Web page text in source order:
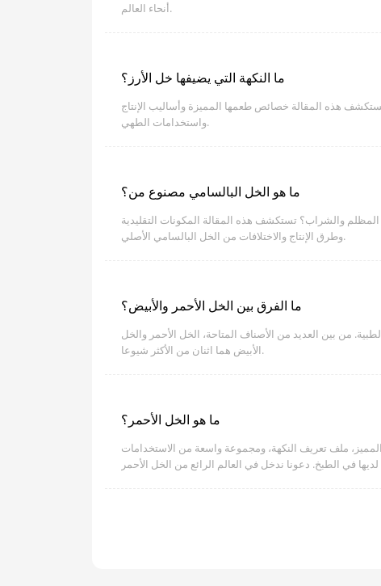
أنحاء العالم.
ما النكهة التي يضيفها خل الأرز؟
هذه المقالة خصائص طعمها المميزة وأساليب الإنتاج
واستخدامات الطهي.
ما هو الخل البالسامي مصنوع من؟
والشراب؟ تستكشف هذه المقالة المكونات التقليدية
وطرق الإنتاج والاختلافات من الخل البالسامي الأصلي.
ما الفرق بين الخل الأحمر والأبيض؟
من بين العديد من الأصناف المتاحة، الخل الأحمر والخل
الأبيض هما اثنان من الأكثر شيوعا.
ما هو الخل الأحمر؟
ملف تعريف النكهة، ومجموعة واسعة من الاستخدامات